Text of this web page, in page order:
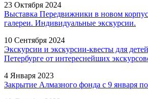
23 Октября 2024
Выставка Передвижники в новом
галереи. Индивидуальные экскурсии.
10 Сентября 2024
Экскурсии и экскурсии-квесты для
Петербурге от интереснейших
4 Января 2023
Закрытие Алмазного фонда с 9 января